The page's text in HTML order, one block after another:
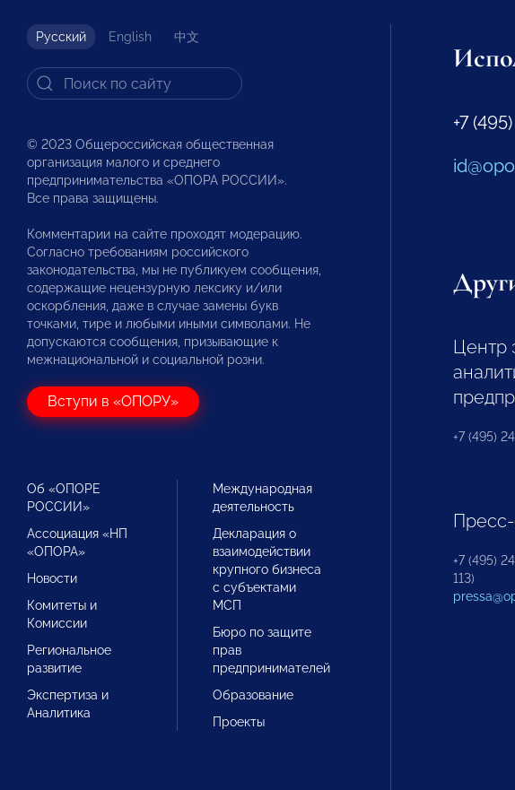
Русский English 中文
© 2023 Общероссийская общественная
организация малого и среднего
предпринимательства «ОПОРА РОССИИ».
Все права защищены.
Комментарии на сайте проходят модерацию.
Согласно требованиям российского
законодательства, мы не публикуем сообщения,
содержащие нецензурную лексику и/или
оскорбления, даже в случае замены букв
точками, тире и любыми иными символами. Не
допускаются сообщения, призывающие к
межнациональной и социальной розни.
Вступи в «ОПОРУ»
Об «ОПОРЕ
РОССИИ»
Ассоциация «НП
«ОПОРА»
Новости
Комитеты и
Комиссии
Региональное
развитие
Экспертиза и
Аналитика
Международная
деятельность
Декларация о
взаимодействии
крупного бизнеса
с субъектами
МСП
Бюро по защите
прав
предпринимателей
Образование
Проекты
+7
Центр
+7 (495)
+7 (495)
113)